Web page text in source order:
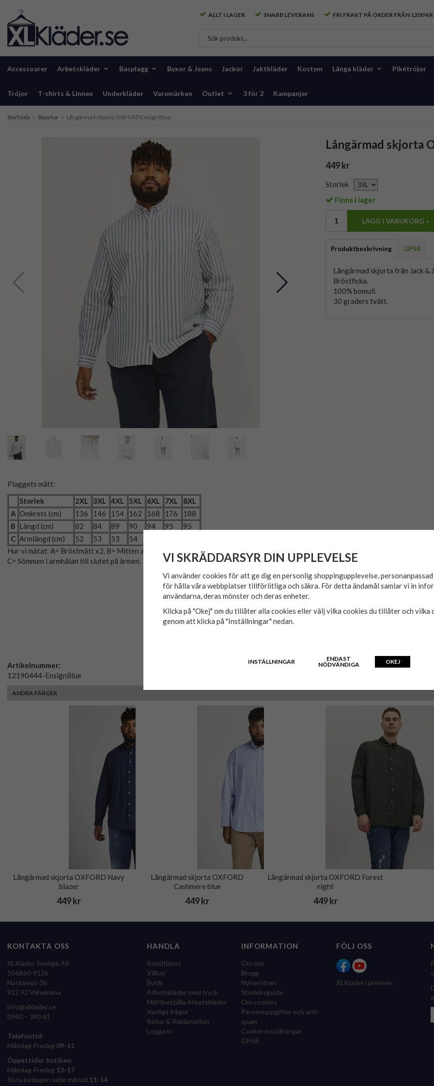
ALLT I LAGER SNABB LEVERANS FRI FRAKT PÅ ORDER FRÅN 1200 KR
Accessoarer Arbetskläder Basplagg Byxor & Jeans Jackor Jaktkläder Kostym Långa kläder Pikétröjor
Tröjor T-shirts & Linnen Underkläder Varumärken Outlet 3 för 2 Kampanjer
Startsida Skjortor Långärmad skjorta OXFORD Ensign Blue
Långärmad skjorta
449 kr
Storlek
Finns i lager
LÄGG I VARUKORG »
Produktbeskrivning GPSR
Långärmad skjorta från Jack &
Bröstficka.
100% bomull.
30 graders tvätt.
Plaggets mått:
Storlek
2XL 3XL 4XL 5XL 6XL 7XL
8XL
A Omkrets (cm) 136 146 154 162 168 176
188
B Längd (cm) 82 84 89 90 94 95
95
C Armlängd (cm) 52 53 53 54
Hur vi mätat: A= Bröstmått x2. B= Mitten av axeln till plaggets slut.
C= Sömmen i armhålan till slutet på ärmen.
Artikelnummer:
12190444-EnsignBlue
ANDRA FÄRGER
Långärmad skjorta OXFORD Navy
blazer
449 kr
Långärmad skjorta OXFORD
Cashmere blue
449 kr
Långärmad skjorta OXFORD Forest
night
449 kr
KONTAKTA OSS
XLKläder Sverige AB
556860-9126
Nästansjö 36
912 92 Vilhelmina
info@xlklader.se
0940 – 340 61
Telefontid:
Måndag-Fredag 09-11
Öppettider butiken:
Måndag-Fredag 13-17
Sista lördagen varje månad 11-14
HANDLA
Kundtjänst
Villkor
Butik
Arbetskläder med tryck
Måttbeställa Arbetskläder
Vanliga frågor
Retur & Reklamation
Logga in
INFORMATION
Om oss
Blogg
Nyhetsbrev
Storleksguide
Om cookies
Personuppgifter och anti-
spam
Cookie-inställningar
GPSR
FÖLJ OSS
XLKläder i pressen
VI SKRÄDDARSYR DIN UPPLEVELSE
Vi använder cookies för att ge dig en personlig shoppingupplevelse,
för hålla våra webbplatser tillförlitliga och säkra. För detta ändamål samlar vi in
användarna, deras mönster och deras enheter.
Klicka på "Okej" om du tillåter alla cookies eller välj vilka cookies du tillåter och vilka
genom att klicka på "Inställningar" nedan.
INSTÄLLNINGAR
ENDAST
NÖDVÄNDIGA
OKEJ